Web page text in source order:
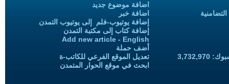
اضافة موضوع جديد
اضافة خبر
إضافة يوتيوب-فلم إلى يوتيوب التمدن
إضافة كتاب إلى مكتبة التمدن
Add new article - English
أضف حملة
تعديل الموقع الفرعي للكاتب-ة
ابحث في موقع الحوار المتمدن